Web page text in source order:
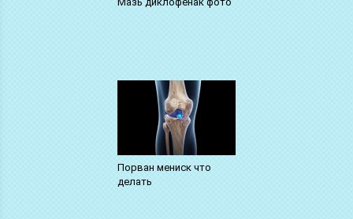
Порван мениск что
делать